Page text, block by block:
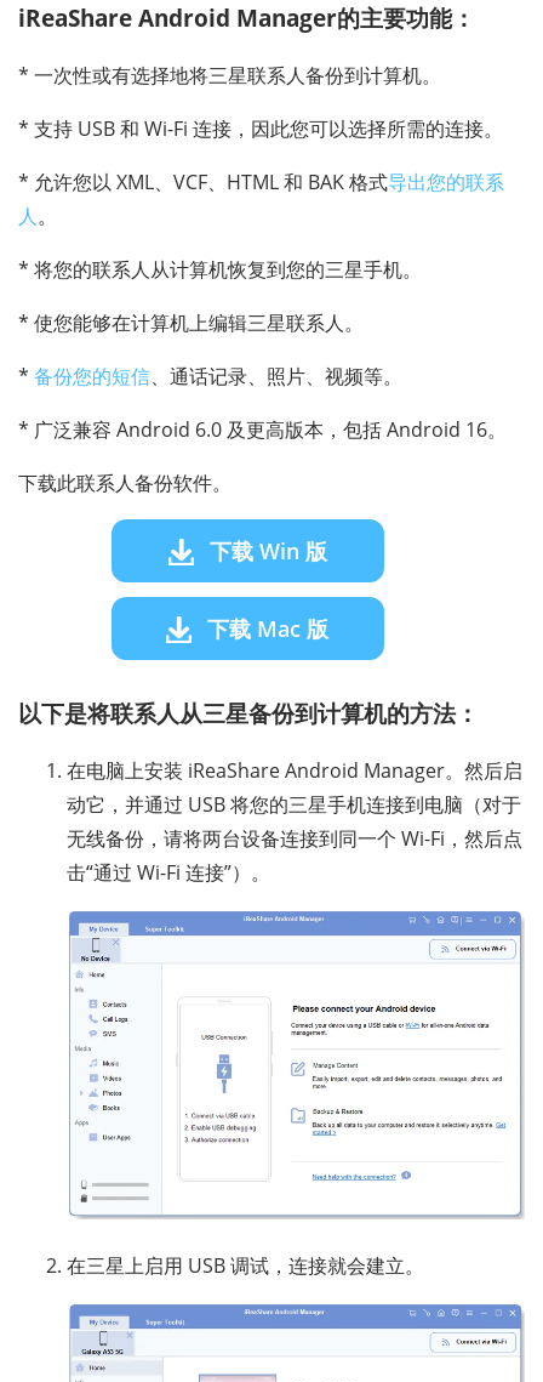
iReaShare Android Manager的主要功能：
* 一次性或有选择地将三星联系人备份到计算机。
* 支持 USB 和 Wi-Fi 连接，因此您可以选择所需的连接。
* 允许您以 XML、VCF、HTML 和 BAK 格式导出您的联系
人。
* 将您的联系人从计算机恢复到您的三星手机。
* 使您能够在计算机上编辑三星联系人。
* 备份您的短信、通话记录、照片、视频等。
* 广泛兼容 Android 6.0 及更高版本，包括 Android 16。
下载此联系人备份软件。
下载 Win 版
下载 Mac 版
以下是将联系人从三星备份到计算机的方法：
在电脑上安装 iReaShare Android Manager。然后启
动它，并通过 USB 将您的三星手机连接到电脑（对于
无线备份，请将两台设备连接到同一个 Wi-Fi，然后点
击“通过 Wi-Fi 连接”）。
在三星上启用 USB 调试，连接就会建立。